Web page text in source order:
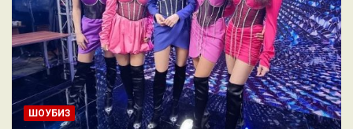
ШОУБИЗ